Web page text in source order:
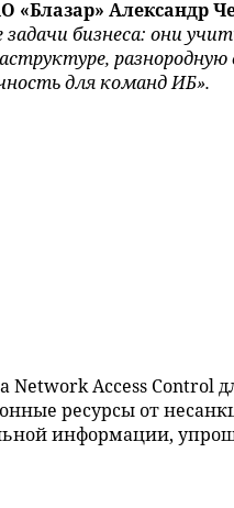
«Блазар» Александр
бизнеса: они
разнородную
для команд ИБ».
Access Control
ресурсы от
информации,